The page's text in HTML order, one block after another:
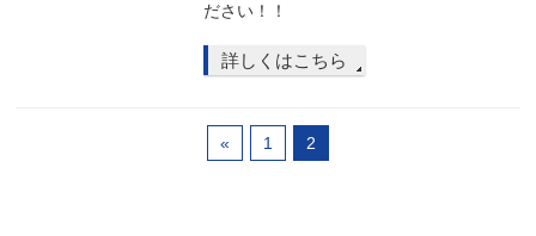
ださい！！
詳しくはこちら
« 1 2